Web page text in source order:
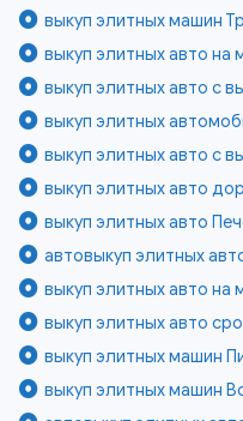
выкуп элитных машин
выкуп элитных авто на
выкуп элитных авто с
выкуп элитных
выкуп элитных авто с
выкуп элитных авто
выкуп элитных авто
автовыкуп элитных
выкуп элитных авто на
выкуп элитных авто
выкуп элитных машин
выкуп элитных машин